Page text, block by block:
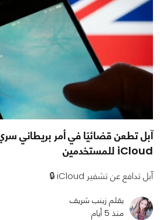
آبل تطعن قضائيًا في أمر بريطاني
iCloud للمستخدمين
آبل تدافع عن تشفير iCloud 🔒
بقلم زينب شريف
منذ 5 أيام